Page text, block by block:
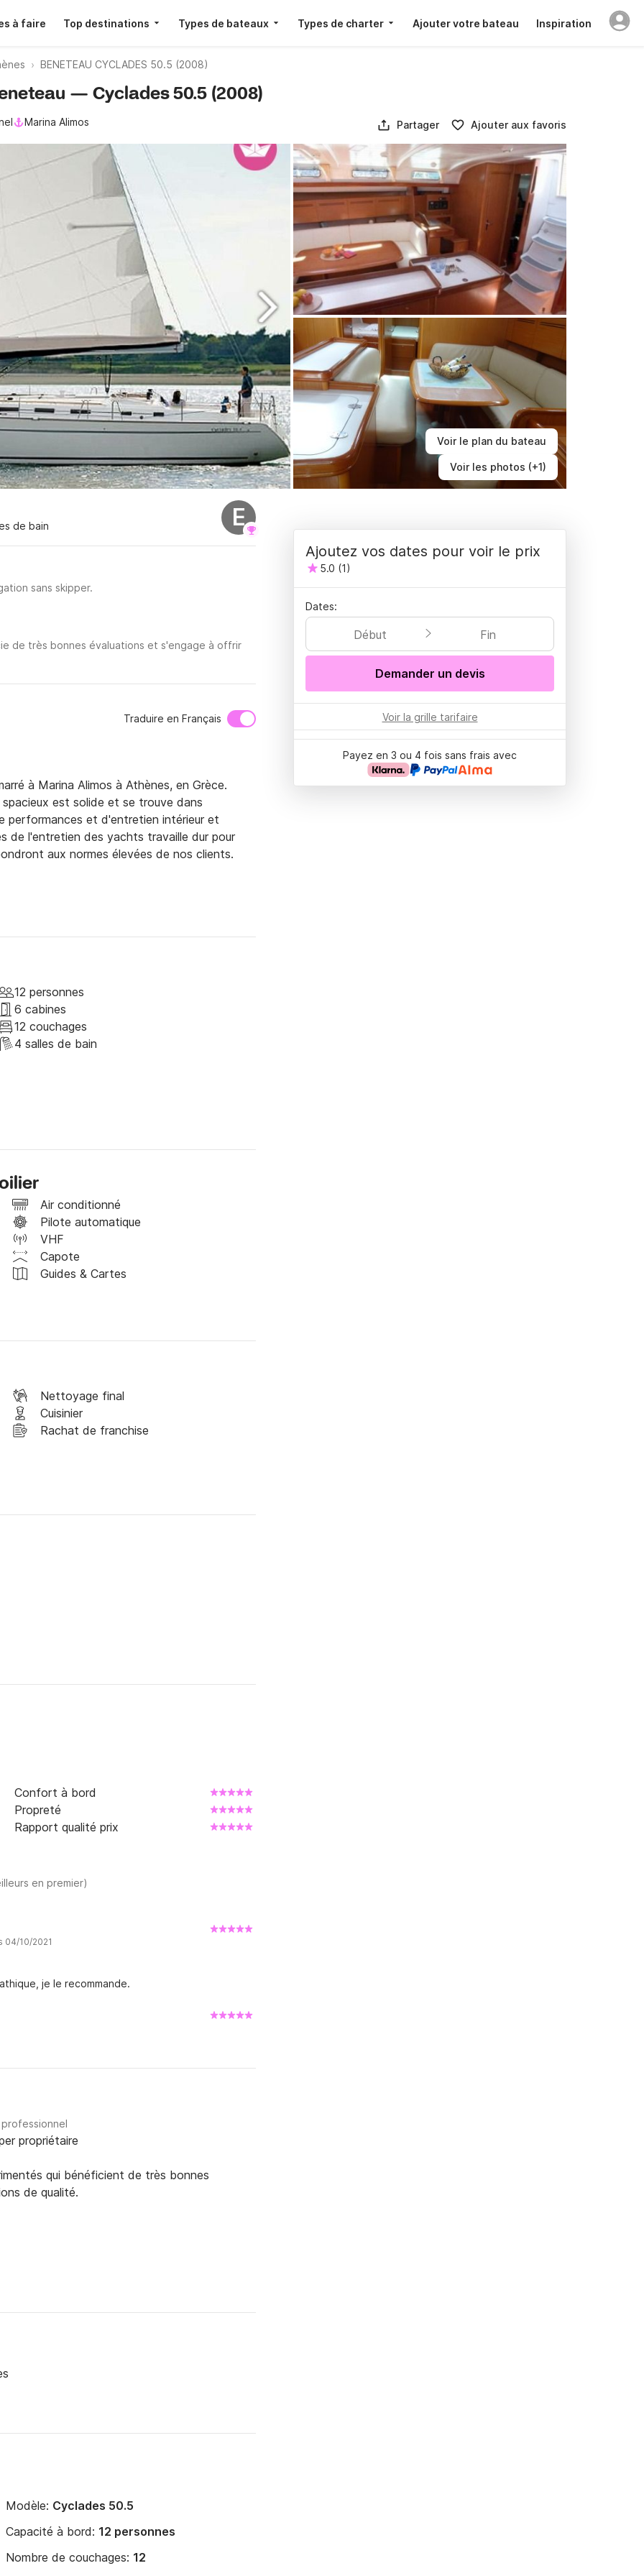
à faire Top destinations Types de bateaux Types de charter Ajouter votre bateau Inspiration
BENETEAU CYCLADES 50.5 (2008)
Voir le plan du bateau
Voir les photos (+1)
— Cyclades 50.5 (2008)
Marina Alimos Partager Ajouter aux favoris
de bain E
sans skipper.
de très bonnes évaluations et s'engage à offrir
Traduire en Français
à Marina Alimos à Athènes, en Grèce.
est solide et se trouve dans
performances et d'entretien intérieur et
de l'entretien des yachts travaille dur pour
aux normes élevées de nos clients.
en Grèce. Le bateau est disponible
souhaitez passer vos vacances à bord en
accueillir un total de 10 personnes à
et de salles de bains avec douches et
de sécurité et de navigation nécessaires
à bord.
avez des questions.
12 personnes
6 cabines
12 couchages
4 salles de bain
Air conditionné
Pilote automatique
VHF
Capote
Guides & Cartes
Nettoyage final
Cuisinier
Rachat de franchise
Confort à bord
Propreté
Rapport qualité prix
en premier)
04/10/2021
je le recommande.
propriétaire
qui bénéficient de très bonnes
de qualité.
Modèle: Cyclades 50.5
Capacité à bord: 12 personnes
Nombre de couchages: 12
Ajoutez vos dates pour voir le prix
5.0 (1)
Dates:
Début Fin
Demander un devis
Voir la grille tarifaire
Payez en 3 ou 4 fois sans frais avec